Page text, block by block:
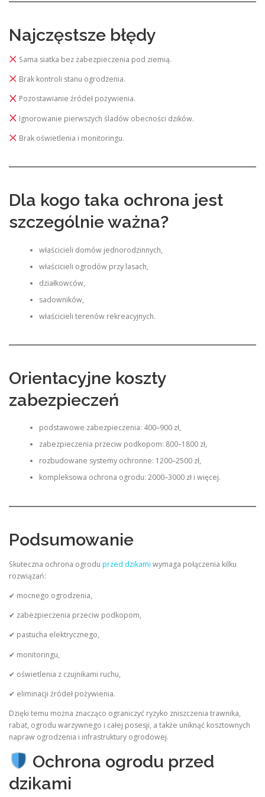
Najczęstsze błędy
Sama siatka bez zabezpieczenia pod ziemią.
Brak kontroli stanu ogrodzenia.
Pozostawianie źródeł pożywienia.
Ignorowanie pierwszych śladów obecności dzików.
Brak oświetlenia i monitoringu.
Dla kogo taka ochrona jest
szczególnie ważna?
właścicieli domów jednorodzinnych,
właścicieli ogrodów przy lasach,
działkowców,
sadowników,
właścicieli terenów rekreacyjnych.
Orientacyjne koszty
zabezpieczeń
podstawowe zabezpieczenia: 400–900 zł,
zabezpieczenia przeciw podkopom: 800–1800 zł,
rozbudowane systemy ochronne: 1200–2500 zł,
kompleksowa ochrona ogrodu: 2000–3000 zł i więcej.
Podsumowanie
Skuteczna ochrona ogrodu przed dzikami wymaga połączenia kilku
rozwiązań:
✔ mocnego ogrodzenia,
✔ zabezpieczenia przeciw podkopom,
✔ pastucha elektrycznego,
✔ monitoringu,
✔ oświetlenia z czujnikami ruchu,
✔ eliminacji źródeł pożywienia.
Dzięki temu można znacząco ograniczyć ryzyko zniszczenia trawnika,
rabat, ogrodu warzywnego i całej posesji, a także uniknąć kosztownych
napraw ogrodzenia i infrastruktury ogrodowej.
Ochrona ogrodu przed
dzikami